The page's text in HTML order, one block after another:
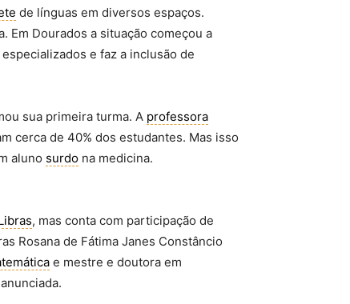
de línguas em diversos espaços.
Em Dourados a situação começou a
e faz a inclusão de
sua primeira turma. A professora
cerca de 40% dos estudantes. Mas isso
aluno surdo na medicina.
, mas conta com participação de
Rosana de Fátima Janes Constâncio
e mestre e doutora em